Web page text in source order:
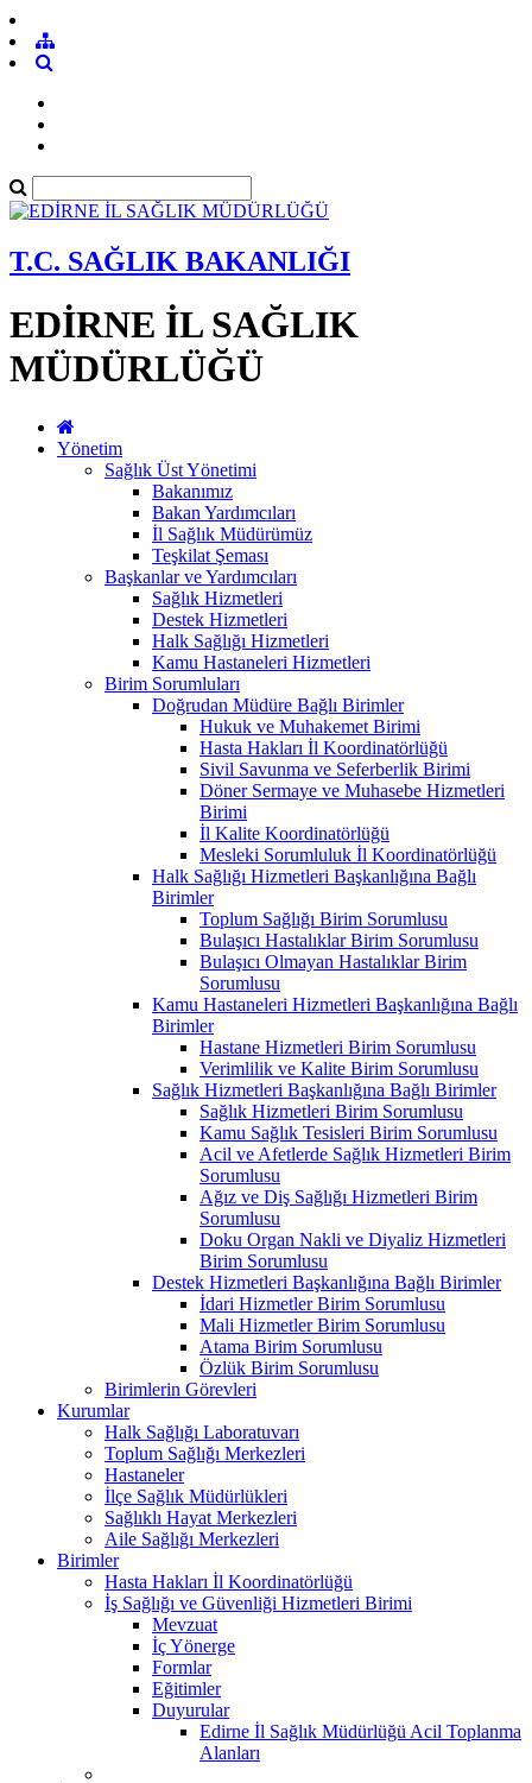
T.C. SAĞLIK BAKANLIĞI
EDİRNE İL SAĞLIK
MÜDÜRLÜĞÜ
Yönetim
Sağlık Üst Yönetimi
Bakanımız
Bakan Yardımcıları
İl Sağlık Müdürümüz
Teşkilat Şeması
Başkanlar ve Yardımcıları
Sağlık Hizmetleri
Destek Hizmetleri
Halk Sağlığı Hizmetleri
Kamu Hastaneleri Hizmetleri
Birim Sorumluları
Doğrudan Müdüre Bağlı Birimler
Hukuk ve Muhakemet Birimi
Hasta Hakları İl Koordinatörlüğü
Sivil Savunma ve Seferberlik Birimi
Döner Sermaye ve Muhasebe Hizmetleri
Birimi
İl Kalite Koordinatörlüğü
Mesleki Sorumluluk İl Koordinatörlüğü
Halk Sağlığı Hizmetleri Başkanlığına Bağlı
Birimler
Toplum Sağlığı Birim Sorumlusu
Bulaşıcı Hastalıklar Birim Sorumlusu
Bulaşıcı Olmayan Hastalıklar Birim
Sorumlusu
Kamu Hastaneleri Hizmetleri Başkanlığına Bağlı
Birimler
Hastane Hizmetleri Birim Sorumlusu
Verimlilik ve Kalite Birim Sorumlusu
Sağlık Hizmetleri Başkanlığına Bağlı Birimler
Sağlık Hizmetleri Birim Sorumlusu
Kamu Sağlık Tesisleri Birim Sorumlusu
Acil ve Afetlerde Sağlık Hizmetleri Birim
Sorumlusu
Ağız ve Diş Sağlığı Hizmetleri Birim
Sorumlusu
Doku Organ Nakli ve Diyaliz Hizmetleri
Birim Sorumlusu
Destek Hizmetleri Başkanlığına Bağlı Birimler
İdari Hizmetler Birim Sorumlusu
Mali Hizmetler Birim Sorumlusu
Atama Birim Sorumlusu
Özlük Birim Sorumlusu
Birimlerin Görevleri
Kurumlar
Halk Sağlığı Laboratuvarı
Toplum Sağlığı Merkezleri
Hastaneler
İlçe Sağlık Müdürlükleri
Sağlıklı Hayat Merkezleri
Aile Sağlığı Merkezleri
Birimler
Hasta Hakları İl Koordinatörlüğü
İş Sağlığı ve Güvenliği Hizmetleri Birimi
Mevzuat
İç Yönerge
Formlar
Eğitimler
Duyurular
Edirne İl Sağlık Müdürlüğü Acil Toplanma
Alanları